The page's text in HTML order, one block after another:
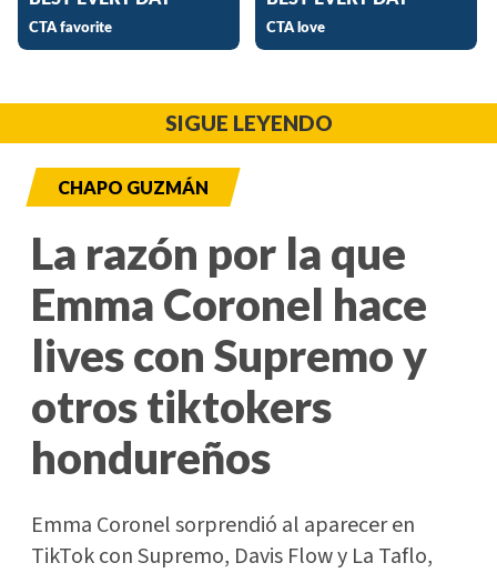
SIGUE LEYENDO
CHAPO GUZMÁN
La razón por la que
Emma Coronel hace
lives con Supremo y
otros tiktokers
hondureños
Emma Coronel sorprendió al aparecer en
TikTok con Supremo, Davis Flow y La Taflo,